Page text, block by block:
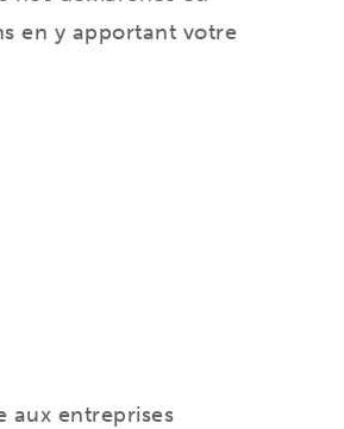
en y apportant votre
aux entreprises